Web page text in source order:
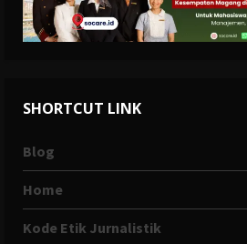
SHORTCUT LINK
Blog
Home
Kode Etik Jurnalistik